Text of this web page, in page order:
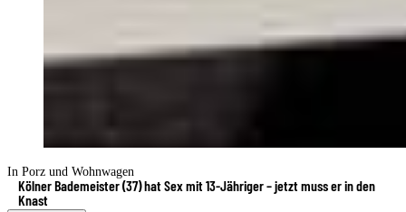
In Porz und Wohnwagen
Kölner Bademeister (37) hat Sex mit 13-Jähriger – jetzt muss er in den
Knast